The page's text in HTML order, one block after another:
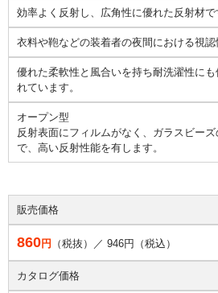
効率よく反射し、広角性に優れた反射材で
衣料や鞄などの装着者の夜間における視認
優れた柔軟性と風合いを持ち耐洗濯性に
れています。
オープン型
反射表面にフィルムがなく、ガラスビー
で、高い反射性能を有します。
販売価格
860円 （税抜）／ 946円（税込）
カタログ価格